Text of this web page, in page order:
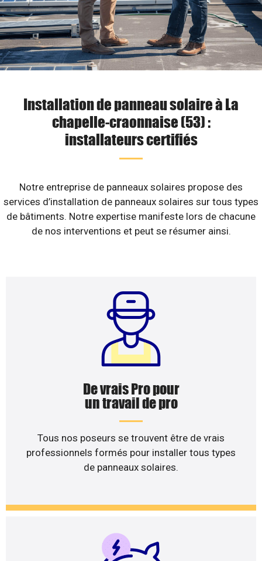
Installation de panneau solaire à La
chapelle-craonnaise (53) :
installateurs certifiés
Notre entreprise de panneaux solaires propose des
services d’installation de panneaux solaires sur tous types
de bâtiments. Notre expertise manifeste lors de chacune
de nos interventions et peut se résumer ainsi.
De vrais Pro pour
un travail de pro
Tous nos poseurs se trouvent être de vrais
professionnels formés pour installer tous types
de panneaux solaires.